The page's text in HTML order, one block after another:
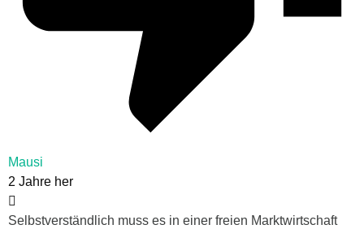
Mausi
2 Jahre her
Selbstverständlich muss es in einer freien Marktwirtschaft